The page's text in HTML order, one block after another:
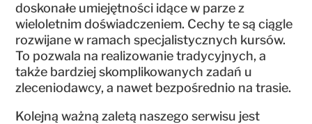
doskonałe umiejętności idące w parze z
wieloletnim doświadczeniem. Cechy te są ciągle
rozwijane w ramach specjalistycznych kursów.
To pozwala na realizowanie tradycyjnych, a
także bardziej skomplikowanych zadań u
zleceniodawcy, a nawet bezpośrednio na trasie.
Kolejną ważną zaletą naszego serwisu jest